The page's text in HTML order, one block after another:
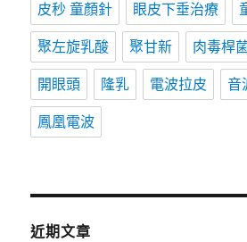
皮秒 童顏針 眼皮下垂治療
聚左旋乳酸 聚甘新 肉毒桿
開眼頭 隆乳 電波拉皮 音
鳳凰電波
近期文章